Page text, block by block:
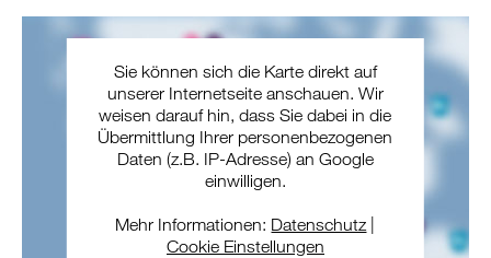
Sie können sich die Karte direkt auf
unserer Internetseite anschauen. Wir
weisen darauf hin, dass Sie dabei in die
Übermittlung Ihrer personenbezogenen
Daten (z.B. IP-Adresse) an Google
einwilligen.
Mehr Informationen: Datenschutz
Cookie Einstellungen